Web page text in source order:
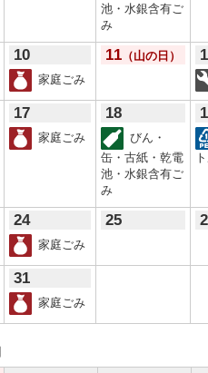
池・水銀含有ご
み
10
家庭ごみ
11 （山の日）
17
家庭ごみ
18
びん・
缶・古紙・乾電
池・水銀含有ご
み
24
家庭ごみ
25
31
家庭ごみ